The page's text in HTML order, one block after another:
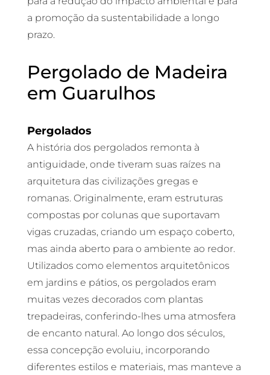
a promoção da sustentabilidade a longo
prazo.
Pergolado de Madeira
em Guarulhos
Pergolados
A história dos pergolados remonta à
antiguidade, onde tiveram suas raízes na
arquitetura das civilizações gregas e
romanas. Originalmente, eram estruturas
compostas por colunas que suportavam
vigas cruzadas, criando um espaço coberto,
mas ainda aberto para o ambiente ao redor.
Utilizados como elementos arquitetônicos
em jardins e pátios, os pergolados eram
muitas vezes decorados com plantas
trepadeiras, conferindo-lhes uma atmosfera
de encanto natural. Ao longo dos séculos,
essa concepção evoluiu, incorporando
diferentes estilos e materiais, mas manteve a